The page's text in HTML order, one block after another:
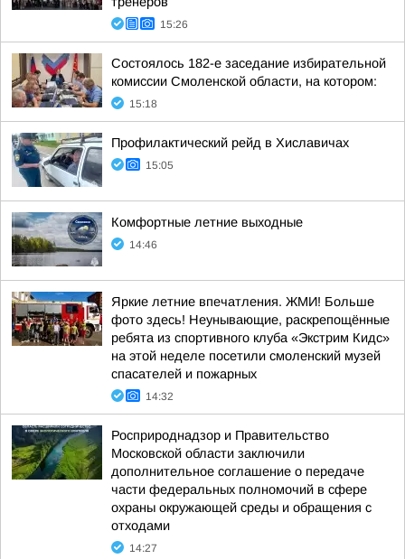
15:26
Состоялось 182-е заседание избирательной
комиссии Смоленской области, на котором:
15:18
Профилактический рейд в Хиславичах
15:05
Комфортные летние выходные
14:46
Яркие летние впечатления. ЖМИ! Больше
фото здесь! Неунывающие, раскрепощённые
ребята из спортивного клуба «Экстрим Кидс»
на этой неделе посетили смоленский музей
спасателей и пожарных
14:32
Росприроднадзор и Правительство
Московской области заключили
дополнительное соглашение о передаче
части федеральных полномочий в сфере
охраны окружающей среды и обращения с
отходами
14:27